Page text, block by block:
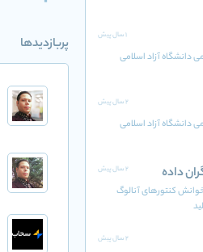
1 سال پیش
دانشگاه آزاد اسلامی
2 سال پیش
دانشگاه آزاد اسلامی
داده 2 سال پیش
کنتورهای آنالوگ
2 سال پیش
پربازدیدها